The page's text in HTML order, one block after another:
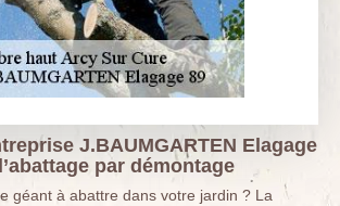
J.BAUMGARTEN Elagage
par démontage
géant à abattre dans votre jardin ? La